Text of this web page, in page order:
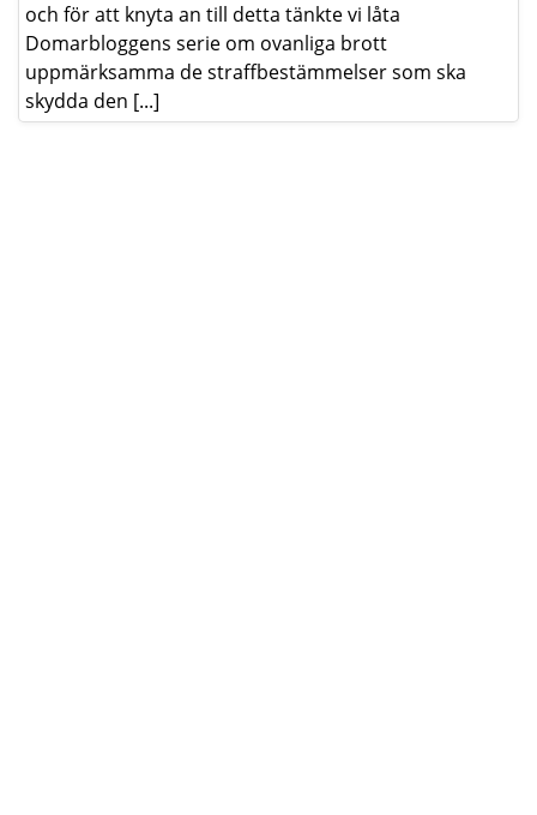
och för att knyta an till detta tänkte vi låta
Domarbloggens serie om ovanliga brott
uppmärksamma de straffbestämmelser som ska
skydda den [...]